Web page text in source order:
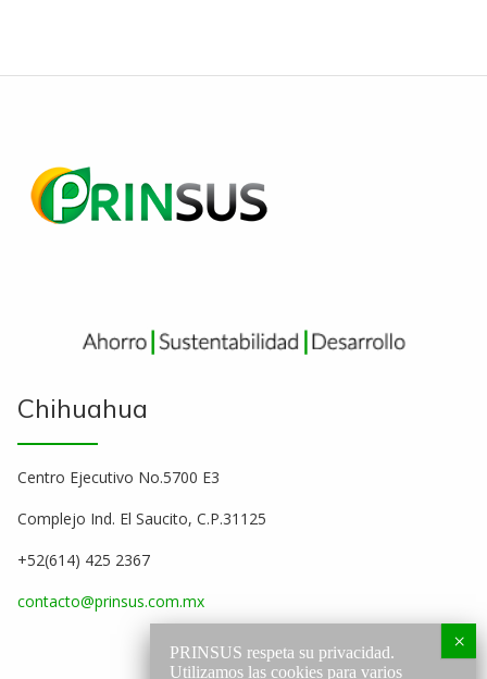
Chihuahua
Centro Ejecutivo No.5700 E3
Complejo Ind. El Saucito, C.P.31125
+52(614) 425 2367
contacto@prinsus.com.mx
PRINSUS respeta su privacidad.
Utilizamos las cookies para varios